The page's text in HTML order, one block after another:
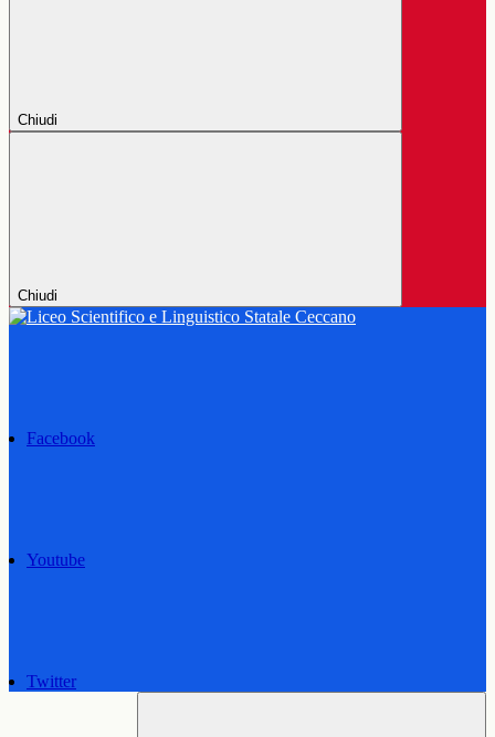
Chiudi
Chiudi
Facebook
Youtube
Twitter